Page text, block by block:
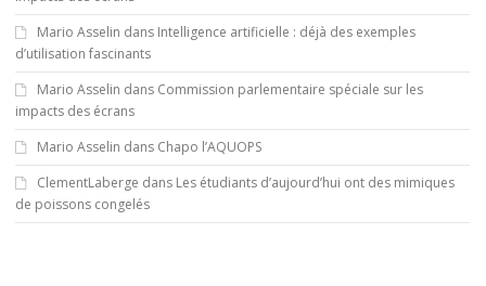
Mario Asselin dans Intelligence artificielle : déjà des exemples
d’utilisation fascinants
Mario Asselin dans Commission parlementaire spéciale sur les
impacts des écrans
Mario Asselin dans Chapo l’AQUOPS
ClementLaberge dans Les étudiants d’aujourd’hui ont des mimiques
de poissons congelés